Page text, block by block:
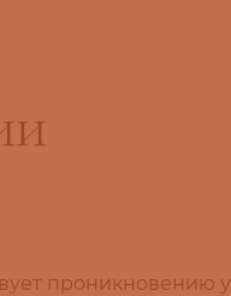
проникновению